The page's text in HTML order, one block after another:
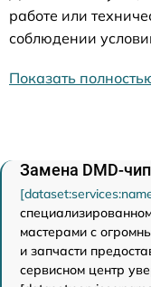
работе или
соблюдении
Показать
Замена DMD-
мастерами с
и запчасти
сервисном центр